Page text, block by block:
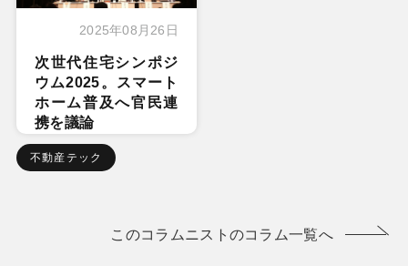
2025年08月26日
次世代住宅シンポジ
ウム2025。スマート
ホーム普及へ官民連
携を議論
不動産テック
このコラムニストのコラム一覧へ